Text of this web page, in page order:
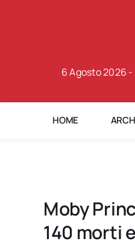
6 Agosto 2026 -
HOME
Moby
140 morti